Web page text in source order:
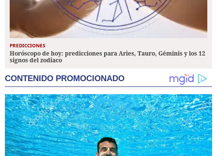
PREDICCIONES
Horóscopo de hoy: predicciones para Aries, Tauro, Géminis y los 12
signos del zodiaco
CONTENIDO PROMOCIONADO